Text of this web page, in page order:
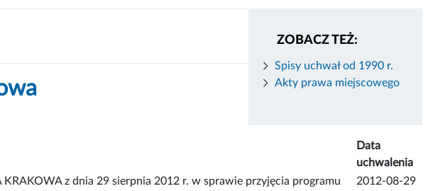
ZOBACZ TEŻ:
Spisy uchwał od 1990 r.
Akty prawa miejscowego
Data
uchwalenia
z dnia 29 sierpnia 2012 r. w sprawie przyjęcia programu
2012-08-29